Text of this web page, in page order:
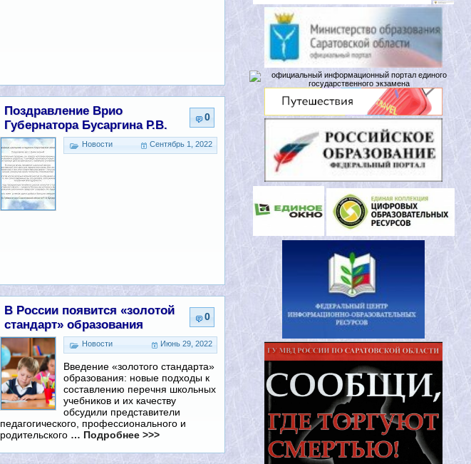
0
Поздравление Врио
Губернатора Бусаргина Р.В.
Сентябрь 1, 2022
Новости
0
В России появится «золотой
стандарт» образования
Июнь 29, 2022
Новости
Введение «золотого стандарта»
образования: новые подходы к
составлению перечня школьных
учебников и их качеству
обсудили представители
педагогического, профессионального и
родительского … Подробнее >>>